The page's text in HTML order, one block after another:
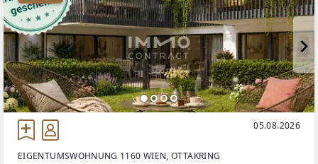
05.08.2026
EIGENTUMSWOHNUNG 1160 WIEN, OTTAKRING